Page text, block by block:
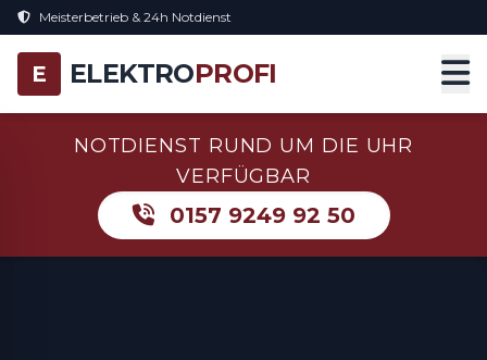
Meisterbetrieb & 24h Notdienst
E ELEKTROPROFI
NOTDIENST RUND UM DIE UHR
VERFÜGBAR
0157 9249 92 50